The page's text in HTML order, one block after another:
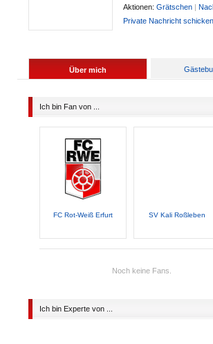
Aktionen: Grätschen |
Private Nachricht schicken
Über mich
Ich bin Fan von ...
FC Rot-Weiß Erfurt SV Kali Roßleben
Noch keine Fans.
Ich bin Experte von ...